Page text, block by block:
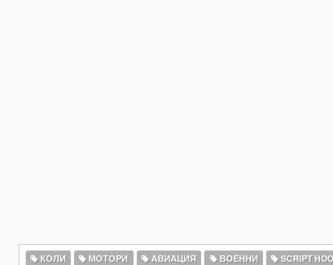
КОЛИ МОТОРИ АВИАЦИЯ ВОЕННИ SCRIPT